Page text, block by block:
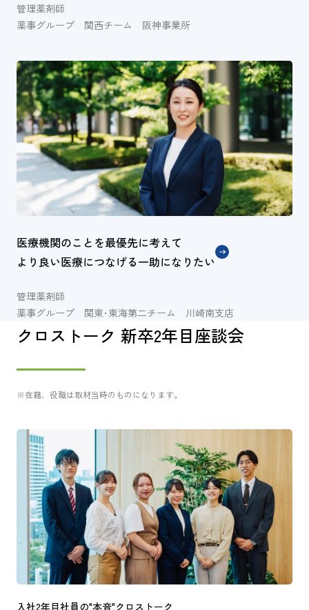
管理薬剤師
薬事グループ 関西チーム 阪神事業所
医療機関のことを最優先に考えて
より良い医療につなげる一助になりたい
管理薬剤師
薬事グループ 関東･東海第二チーム 川崎南支店
クロストーク 新卒2年目座談会
※在籍、役職は取材当時のものになります。
入社2年目社員の"本音"クロストーク